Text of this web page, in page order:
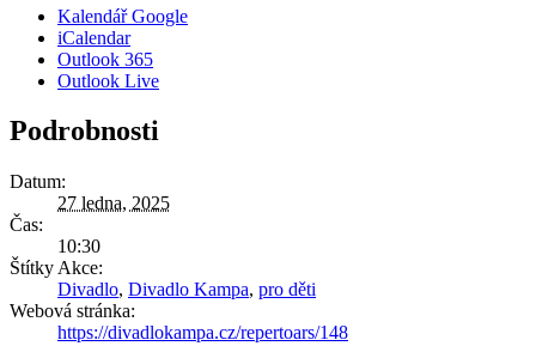
Kalendář Google
iCalendar
Outlook 365
Outlook Live
Podrobnosti
Datum:
27 ledna, 2025
Čas:
10:30
Štítky Akce:
Divadlo, Divadlo Kampa, pro děti
Webová stránka:
https://divadlokampa.cz/repertoars/148